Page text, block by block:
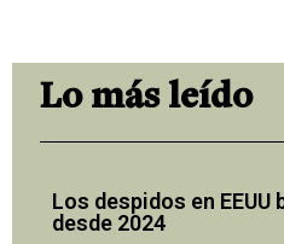
Lo más leído
Los despidos en EEUU
desde 2024